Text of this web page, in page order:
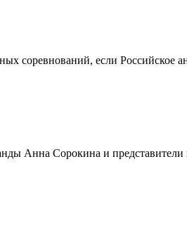
соревнований, если
Анна Сорокина и